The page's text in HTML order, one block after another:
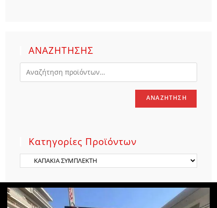
ΑΝΑΖΗΤΗΣΗΣ
ΑΝΑΖΉΤΗΣΗ
Κατηγορίες Προϊόντων